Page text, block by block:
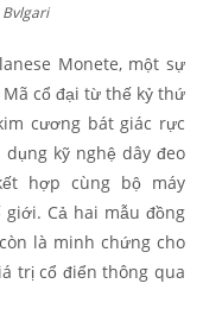
Monete, một sự
cổ đại từ thế kỷ thứ
cương bát giác rực
kỹ nghệ dây đeo
hợp cùng bộ máy
giới. Cả hai mẫu đồng
là minh chứng cho
trị cổ điển thông qua